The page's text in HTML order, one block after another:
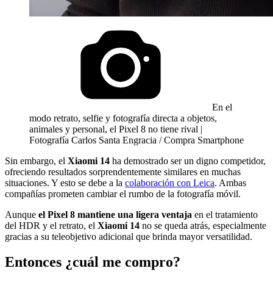
En el
modo retrato, selfie y fotografía directa a objetos,
animales y personal, el Pixel 8 no tiene rival |
Fotografía Carlos Santa Engracia / Compra Smartphone
Sin embargo, el Xiaomi 14 ha demostrado ser un digno competidor,
ofreciendo resultados sorprendentemente similares en muchas
situaciones. Y esto se debe a la colaboración con Leica. Ambas
compañías prometen cambiar el rumbo de la fotografía móvil.
Aunque el Pixel 8 mantiene una ligera ventaja en el tratamiento
del HDR y el retrato, el Xiaomi 14 no se queda atrás, especialmente
gracias a su teleobjetivo adicional que brinda mayor versatilidad.
Entonces ¿cuál me compro?